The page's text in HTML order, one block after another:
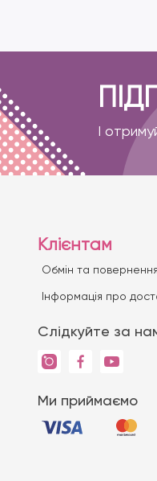
І
Клієнтам
Обмін та повернення
Iнформація про
Слідкуйте за
Ми приймаємо